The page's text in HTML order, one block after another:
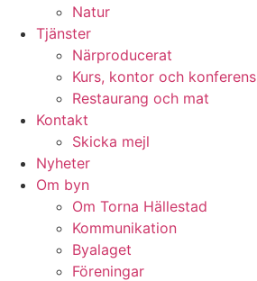
Natur
Tjänster
Närproducerat
Kurs, kontor och konferens
Restaurang och mat
Kontakt
Skicka mejl
Nyheter
Om byn
Om Torna Hällestad
Kommunikation
Byalaget
Föreningar